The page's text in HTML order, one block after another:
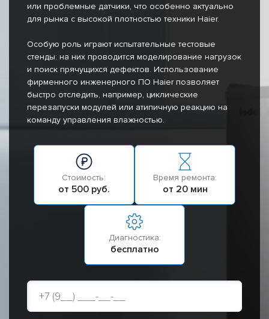
или проблемные датчики, что особенно актуально
для рынка с высокой плотностью техники Haier.
Особую роль играют испытательные тестовые
стенды: на них проводится моделирование нагрузок
и поиск прячущихся дефектов. Использование
фирменного инженерного ПО Haier позволяет
быстро отследить, например, циклические
перезапуски модулей или атипичную реакцию на
команду управления влажностью.
Стоимость:
от 500 руб.
Время ремонта:
от 20 мин
Диагностика:
бесплатно